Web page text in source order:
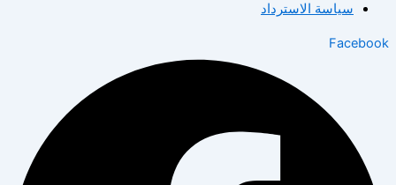
سياسة الاسترداد
Facebook